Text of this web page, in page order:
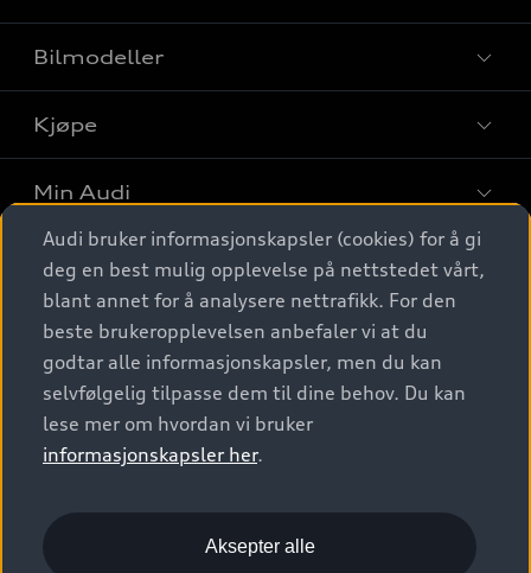
Bilmodeller
Finn din Audi
Sammenlign bilmodeller
Elbiler
SUV
Stasjonsvogn
Sportback
S/RS
Konseptbiler og prototyper
Kjøpe
Kjøpshjelp
Biler på lager
Finn forhandler
Bestill prøvekjøring
Kontakt forhandler
Bilgarantier
Min Audi
Behold nybilfølelsen
Audi Originalt tilbehør
Verkstedtjenester
Digitale tjenester
Audi digitale tjenester
Audi connect
Functions on demand
Kom i gang med myAudi
Audi Norge
Kundeservice
Audi Driving Experience
© 2026 AUDI NORGE. All Rights Reserved.
Imprint
Audi bruker informasjonskapsler (cookies) for å gi
deg en best mulig opplevelse på nettstedet vårt,
blant annet for å analysere nettrafikk. For den
beste brukeropplevelsen anbefaler vi at du
godtar alle informasjonskapsler, men du kan
selvfølgelig tilpasse dem til dine behov. Du kan
lese mer om hvordan vi bruker
informasjonskapsler her.
Aksepter alle